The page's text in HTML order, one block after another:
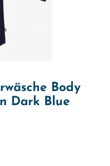
Body
Dark Blue